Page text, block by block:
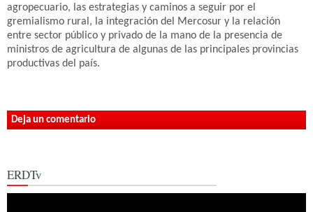
agropecuario, las estrategias y caminos a seguir por el
gremialismo rural, la integración del Mercosur y la relación
entre sector público y privado de la mano de la presencia de
ministros de agricultura de algunas de las principales provincias
productivas del país.
Deja un comentario
ERDTv